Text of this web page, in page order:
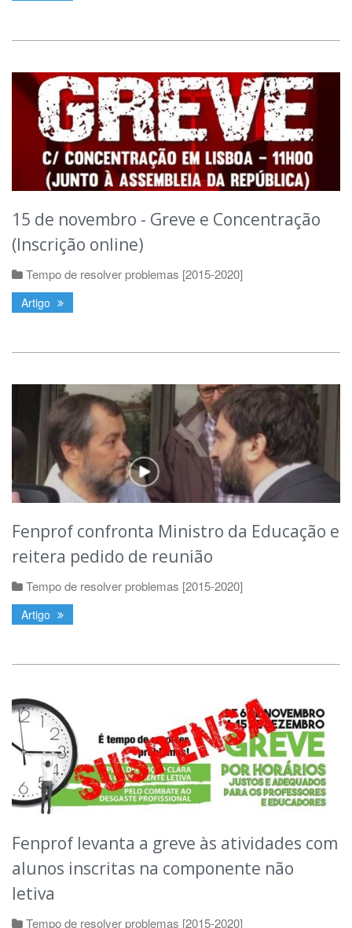
15 de novembro - Greve e Concentração
(Inscrição online)
Tempo de resolver problemas [2015-2020]
Artigo
Fenprof confronta Ministro da Educação e
reitera pedido de reunião
Tempo de resolver problemas [2015-2020]
Artigo
Fenprof levanta a greve às atividades com
alunos inscritas na componente não
letiva
Tempo de resolver problemas [2015-2020]